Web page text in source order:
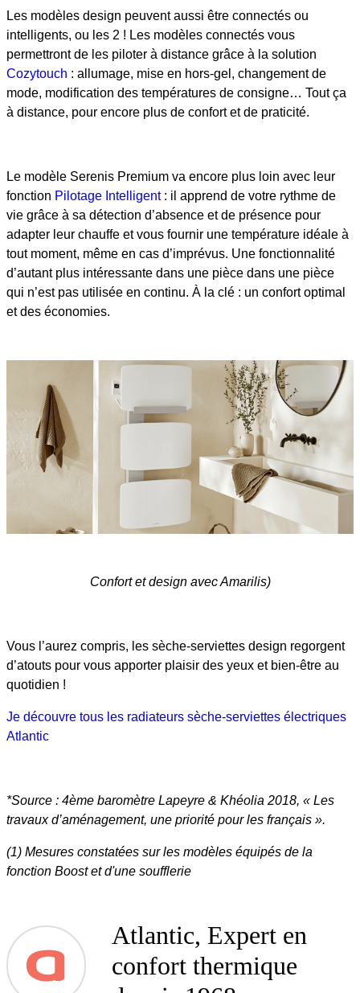
Les modèles design peuvent aussi être connectés ou
intelligents, ou les 2 ! Les modèles connectés vous
permettront de les piloter à distance grâce à la solution
Cozytouch : allumage, mise en hors-gel, changement de
mode, modification des températures de consigne… Tout ça
à distance, pour encore plus de confort et de praticité.
Le modèle Serenis Premium va encore plus loin avec leur
fonction Pilotage Intelligent: il apprend de votre rythme de
vie grâce à sa détection d’absence et de présence pour
adapter leur chauffe et vous fournir une température idéale à
tout moment, même en cas d’imprévus. Une fonctionnalité
d’autant plus intéressante dans une pièce dans une pièce
qui n’est pas utilisée en continu. À la clé : un confort optimal
et des économies.
Confort et design avec Amarilis)
Vous l’aurez compris, les sèche-serviettes design regorgent
d’atouts pour vous apporter plaisir des yeux et bien-être au
quotidien !
Je découvre tous les radiateurs sèche-serviettes électriques
Atlantic
*Source : 4ème baromètre Lapeyre & Khéolia 2018, « Les
travaux d’aménagement, une priorité pour les français ».
(1) Mesures constatées sur les modèles équipés de la
fonction Boost et d'une soufflerie
Atlantic, Expert en
confort thermique